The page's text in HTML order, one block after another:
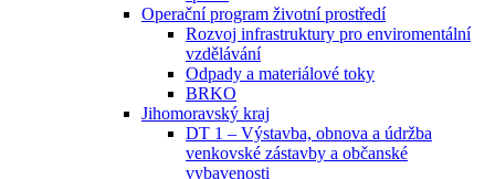
Operační program životní prostředí
Rozvoj infrastruktury pro enviromentální
vzdělávání
Odpady a materiálové toky
BRKO
Jihomoravský kraj
DT 1 – Výstavba, obnova a údržba
venkovské zástavby a občanské
vybavenosti